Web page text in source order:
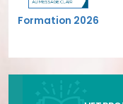
Formation 2026